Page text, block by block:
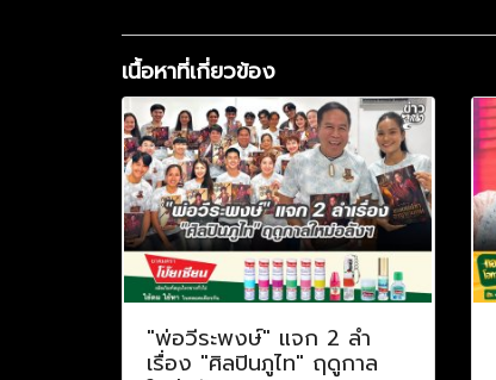
เนื้อหาที่เกี่ยวข้อง
"พ่อวีระพงษ์" แจก 2 ลำ
เรื่อง "ศิลปินภูไท" ฤดูกาล